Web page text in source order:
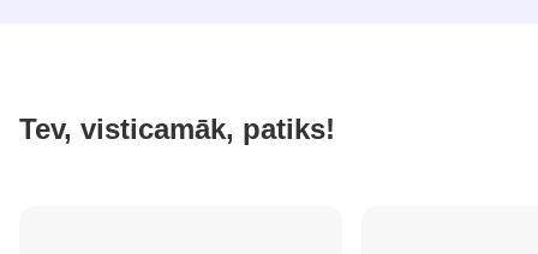
Tev, visticamāk, patiks!